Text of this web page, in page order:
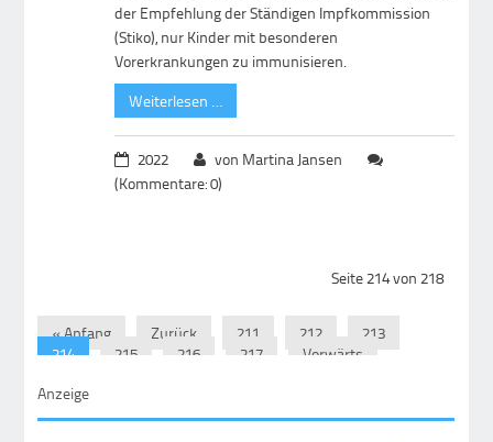
der Empfehlung der Ständigen Impfkommission
(Stiko), nur Kinder mit besonderen
Vorerkrankungen zu immunisieren.
Weiterlesen …
2022
von Martina Jansen
(Kommentare: 0)
Seite 214 von 218
« Anfang Zurück 211 212
213
214
215 216 217
Vorwärts
Anzeige